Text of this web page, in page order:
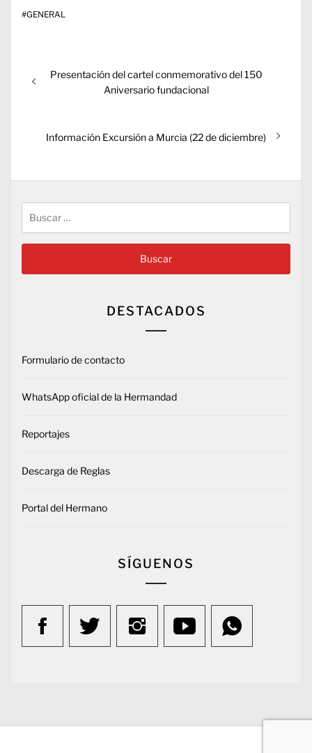
#GENERAL
de
Entrada
Presentación del cartel conmemorativo del 150
Aniversario fundacional
Entrada
Información Excursión a Murcia (22 de diciembre)
DESTACADOS
Formulario de contacto
WhatsApp oficial de la Hermandad
Reportajes
Descarga de Reglas
Portal del Hermano
SÍGUENOS